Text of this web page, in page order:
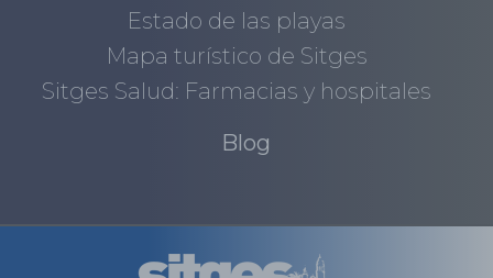
Estado de las playas
Mapa turístico de Sitges
Sitges Salud: Farmacias y hospitales
Blog